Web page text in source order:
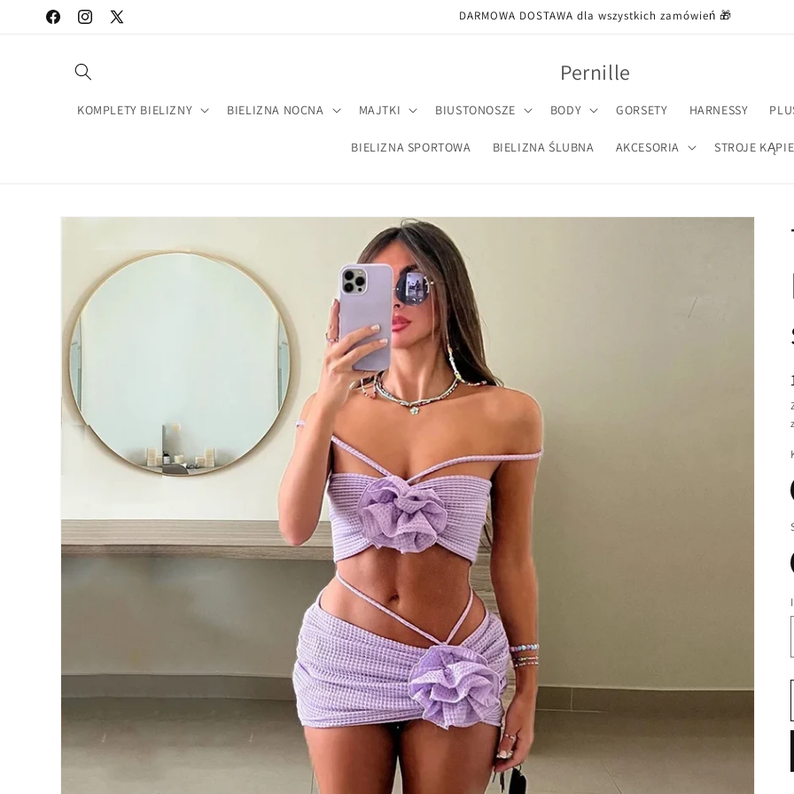
Przejdź
do treści
FacebookInstagram
X
DARMOWA DOSTAWA dla wszystkich zamówień 🎁
Pernille
KOMPLETY BIELIZNY BIELIZNA NOCNA MAJTKI BIUSTONOSZE BODY GORSETY HARNESSY
BIELIZNA SPORTOWA BIELIZNA ŚLUBNA AKCESORIA STROJE
produkcie